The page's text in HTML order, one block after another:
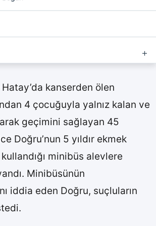
Hatay’da kanserden ölen
4 çocuğuyla yalnız kalan ve
geçimini sağlayan 45
Doğru’nun 5 yıldır ekmek
minibüs alevlere
Minibüsünün
iddia eden Doğru, suçluların